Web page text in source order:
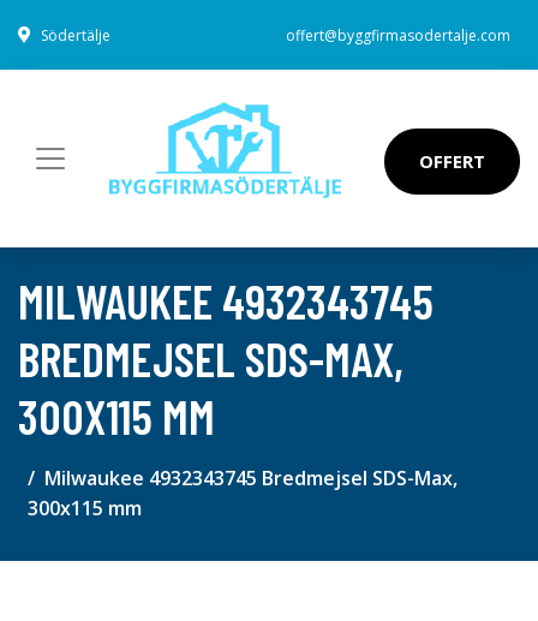
Södertälje offert@byggfirmasodertalje.com
OFFERT
MILWAUKEE 4932343745
BREDMEJSEL SDS-MAX,
300X115 MM
Milwaukee 4932343745 Bredmejsel SDS-Max,
300x115 mm